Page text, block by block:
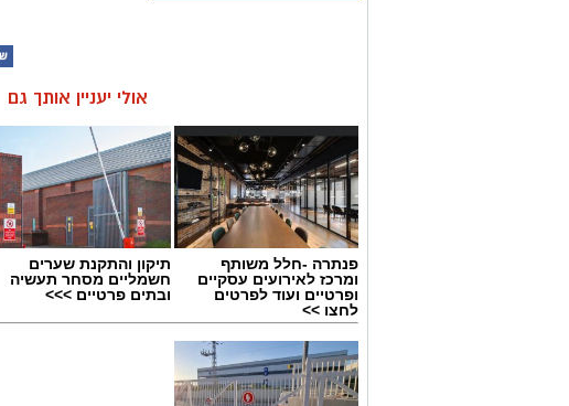
אולי יעניין אותך גם
פנתרה -חלל משותף
ומרכז לאירועים עסקיים
ופרטיים ועוד לפרטים
לחצו >>
תיקון והתקנת שערים
חשמליים מסחר תעשיה
ובתים פרטיים >>>